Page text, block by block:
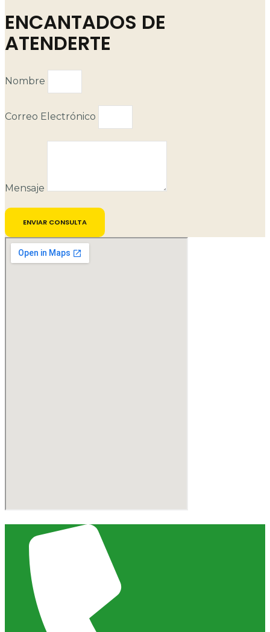
ENCANTADOS DE
ATENDERTE
Nombre
Correo Electrónico
Mensaje
ENVIAR CONSULTA